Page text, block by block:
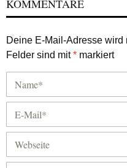
KOMMENTARE
Deine E-Mail-Adresse wird
Felder sind mit* markiert